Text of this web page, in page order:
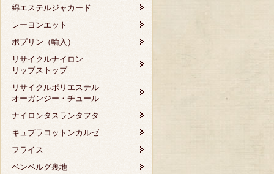
綿エステルジャカード
レーヨンエット
ポプリン（輸入）
リサイクルナイロン
リップストップ
リサイクルポリエステル
オーガンジー・チュール
ナイロンタスランタフタ
キュプラコットンカルゼ
フライス
ベンベルグ裏地